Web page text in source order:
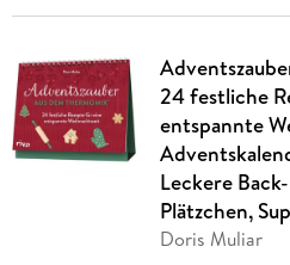
24 festliche
entspannte
Leckere
Plätzchen,
Doris Muliar